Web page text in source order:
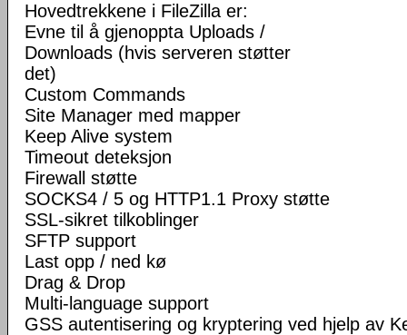
Hovedtrekkene i FileZilla er:
Evne til å gjenoppta Uploads /
Downloads (hvis serveren støtter
det)
Custom Commands
Site Manager med mapper
Keep Alive system
Timeout deteksjon
Firewall støtte
SOCKS4 / 5 og HTTP1.1 Proxy støtte
SSL-sikret tilkoblinger
SFTP support
Last opp / ned kø
Drag & Drop
Multi-language support
GSS autentisering og kryptering ved hjelp av